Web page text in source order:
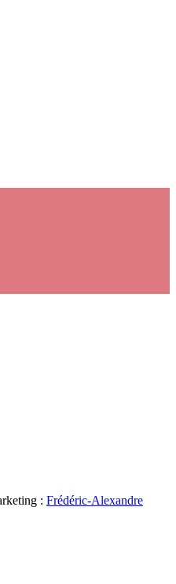
: Frédéric-Alexandre